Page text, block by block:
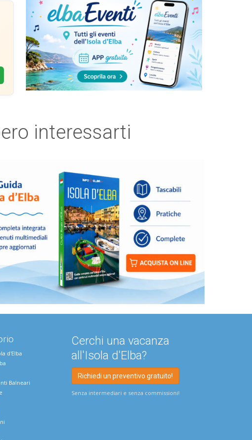
interessarti
d'Elba
Balneari
Cerchi una vacanza
all'Isola d'Elba?
Richiedi un preventivo gratuito!
Senza intermediari e senza commissioni!